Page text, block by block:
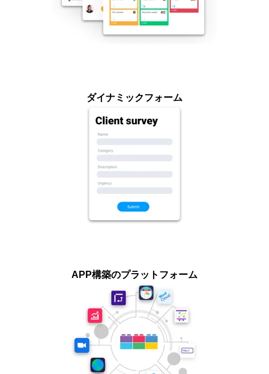
ダイナミックフォーム
APP構築のプラットフォーム